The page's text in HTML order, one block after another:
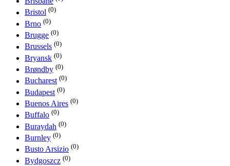
Bristol (0)
Brno (0)
Brugge (0)
Brussels (0)
Bryansk (0)
Brøndby (0)
Bucharest (0)
Budapest (0)
Buenos Aires (0)
Buffalo (0)
Buraydah (0)
Burnley (0)
Busto Arsizio (0)
Bydgoszcz (0)